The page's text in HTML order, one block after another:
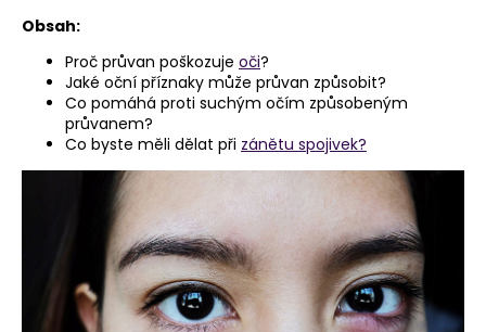
Obsah:
Proč průvan poškozuje oči?
Jaké oční příznaky může průvan způsobit?
Co pomáhá proti suchým očím způsobeným
průvanem?
Co byste měli dělat při zánětu spojivek?
e